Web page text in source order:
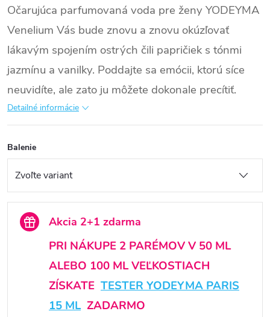
Očarujúca parfumovaná voda pre ženy YODEYMA
Venelium Vás bude znovu a znovu okúzľovať
lákavým spojením ostrých čili papričiek s tónmi
jazmínu a vanilky. Poddajte sa emócii, ktorú síce
neuvidíte, ale zato ju môžete dokonale precítiť.
Detailné informácie
Balenie
Akcia 2+1 zdarma
PRI NÁKUPE 2 PARÉMOV V 50 ML
ALEBO 100 ML VEĽKOSTIACH
ZÍSKATE TESTER YODEYMA PARIS
15 ML ZADARMO